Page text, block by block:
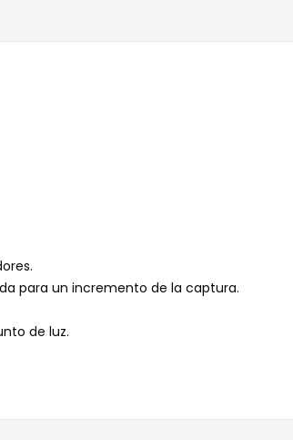
para un incremento de la captura.
de luz.